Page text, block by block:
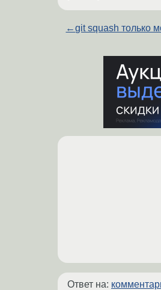
←git squash только
Ответ на: